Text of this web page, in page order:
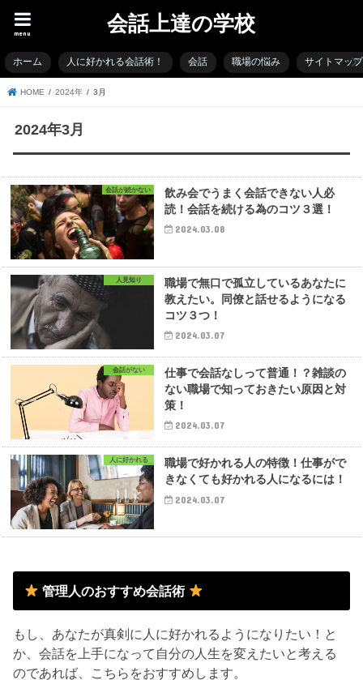
会話上達の学校
menu
ホーム 人に好かれる会話術！ 会話 職場の悩み サイトマップ
HOME 2024年 3月
2024年3月
会話が続かない
飲み会でうまく会話できない人必
読！会話を続ける為のコツ３選！
2024.03.08
人見知り
職場で無口で孤立しているあなたに
教えたい。同僚と話せるようになる
コツ３つ！
2024.03.07
会話がない
仕事で会話なしって普通！？雑談の
ない職場で知っておきたい原因と対
策！
2024.03.07
人に好かれる
職場で好かれる人の特徴！仕事がで
きなくても好かれる人になるには！
2024.03.07
管理人のおすすめ会話術
もし、あなたが真剣に人に好かれるようになりたい！と
か、会話を上手になって自分の人生を変えたいと考える
のであれば、こちらをおすすめします。